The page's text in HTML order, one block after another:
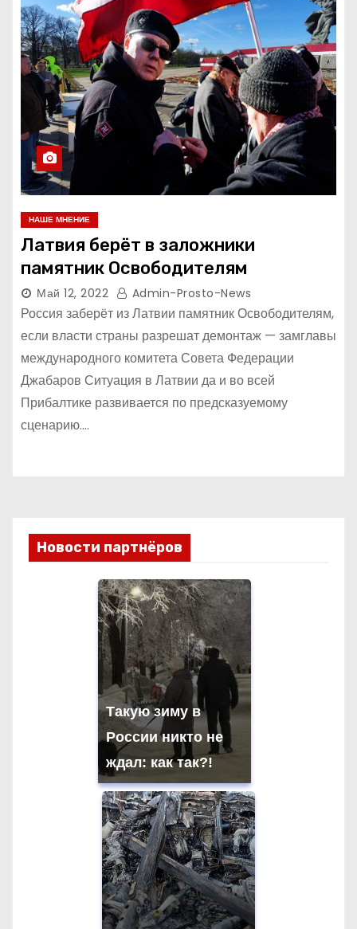
НАШЕ МНЕНИЕ
Латвия берёт в заложники
памятник Освободителям
Май 12, 2022 Admin-Prosto-News
Россия заберёт из Латвии памятник Освободителям,
если власти страны разрешат демонтаж — замглавы
международного комитета Совета Федерации
Джабаров Ситуация в Латвии да и во всей
Прибалтике развивается по предсказуемому
сценарию.…
Новости партнёров
Такую зиму в
России никто не
ждал: как так?!